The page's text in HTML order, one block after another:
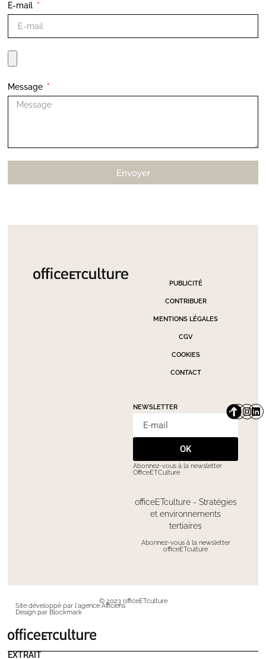
E-mail
Message
Envoyer
PUBLICITÉ
CONTRIBUER
MENTIONS LÉGALES
CGV
COOKIES
CONTACT
NEWSLETTER
OK
Abonnez-vous à la newsletter
OfficeETCulture
officeETculture - Stratégies
et environnements
tertiaires
Abonnez-vous à la newsletter
officeETculture
© 2023 officeETculture
Site développé par l'agence Afficiens
Design par Blockmark
EXTRAIT